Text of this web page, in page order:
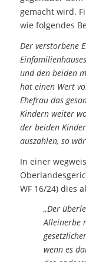
gemacht wird.
wie folgendes
Der verstorbene
und den beiden
hat einen Wert
Ehefrau das
Kindern weiter
der beiden
auszahlen, so
In einer
WF 16/24) dies
„Der
Alleinerbe
wenn es